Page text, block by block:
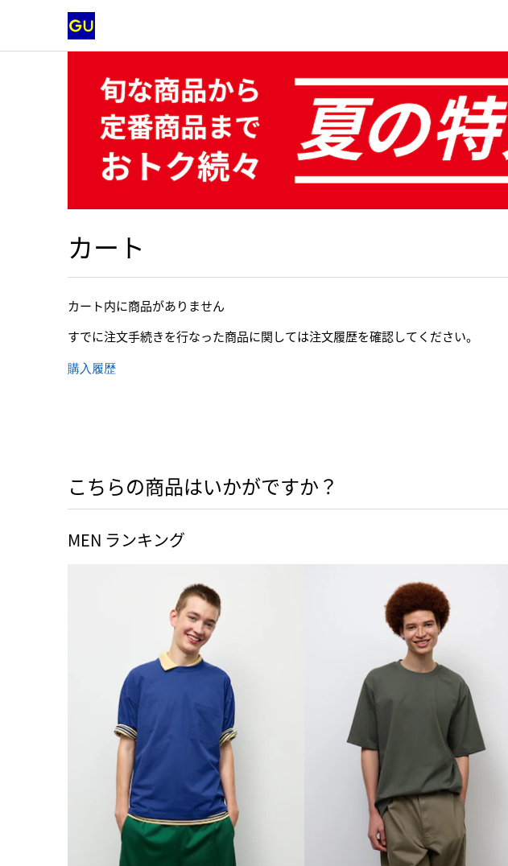
カート
カート内に商品がありません
すでに注文手続きを行なった商品に関しては注文履歴を確認してください。
購入履歴
こちらの商品はいかがですか？
MEN ランキング